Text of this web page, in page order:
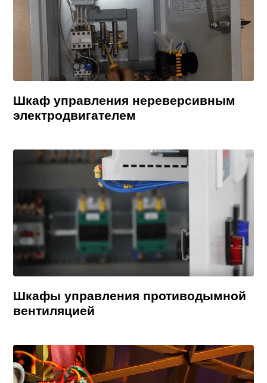
Шкаф управления нереверсивным
электродвигателем
Шкафы управления противодымной
вентиляцией